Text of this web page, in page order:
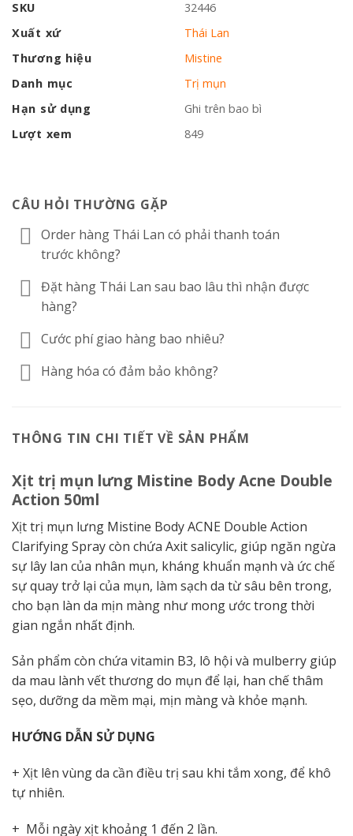
SKU
32446
Xuất xứ
Thái Lan
Thương hiệu
Mistine
Danh mục
Trị mụn
Hạn sử dụng
Ghi trên bao bì
Lượt xem
849
CÂU HỎI THƯỜNG GẶP
Order hàng Thái Lan có phải thanh toán
trước không?
Đặt hàng Thái Lan sau bao lâu thì nhận được
hàng?
Cước phí giao hàng bao nhiêu?
Hàng hóa có đảm bảo không?
THÔNG TIN CHI TIẾT VỀ SẢN PHẨM
Xịt trị mụn lưng Mistine Body Acne Double
Action 50ml
Xịt trị mụn lưng Mistine Body ACNE Double Action
Clarifying Spray còn chứa Axit salicylic, giúp ngăn ngừa
sự lây lan của nhân mụn, kháng khuẩn mạnh và ức chế
sự quay trở lại của mụn, làm sạch da từ sâu bên trong,
cho bạn làn da mịn màng như mong ước trong thời
gian ngắn nhất định.
Sản phẩm còn chứa vitamin B3, lô hội và mulberry giúp
da mau lành vết thương do mụn để lại, han chế thâm
sẹo, dưỡng da mềm mại, mịn màng và khỏe mạnh.
HƯỚNG DẪN SỬ DỤNG
+ Xịt lên vùng da cần điều trị sau khi tắm xong, để khô
tự nhiên.
+ Mỗi ngày xịt khoảng 1 đến 2 lần.